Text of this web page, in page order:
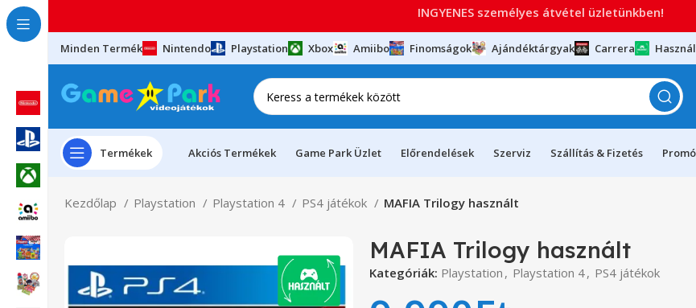
Minden Termék Nintendo Playstation Xbox Amiibo Finomságok Ajándéktárgyak Carrera
Termékek Akciós Termékek Game Park Üzlet Előrendelések Szerviz Szállítás & Fizetés
Kezdőlap Playstation Playstation 4 PS4 játékok MAFIA Trilogy használt
MAFIA Trilogy használt
Kategóriák: Playstation , Playstation 4, PS4 játékok
INGYENES személyes átvétel üzletünkben!